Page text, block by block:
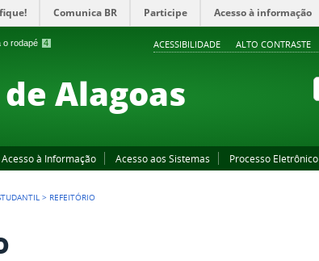
o rodapé 4 ACESSIBILIDADE ALTO CONTRASTE
Comunica BR Participe Acesso à informação
Alagoas
Acesso à Informação Acesso aos Sistemas Processo Eletrônico
> REFEITÓRIO